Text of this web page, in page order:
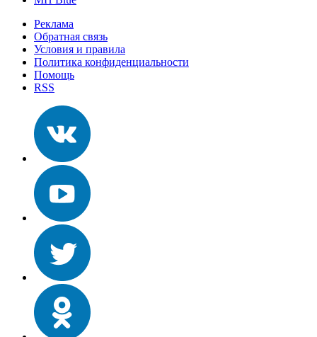
Реклама
Обратная связь
Условия и правила
Политика конфиденциальности
Помощь
RSS